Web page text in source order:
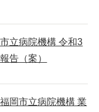
立病院機構 令和3
告（案）
岡市立病院機構 業